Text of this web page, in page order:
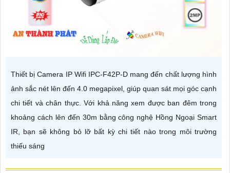
Thiết bị Camera IP Wifi IPC-F42P-D mang đến chất lượng hình
ảnh sắc nét lên đến 4.0 megapixel, giúp quan sát mọi góc cạnh
chi tiết và chân thực. Với khả năng xem được ban đêm trong
khoảng cách lên đến 30m bằng công nghệ Hồng Ngoại Smart
IR, bạn sẽ không bỏ lỡ bất kỳ chi tiết nào trong môi trường
thiếu sáng